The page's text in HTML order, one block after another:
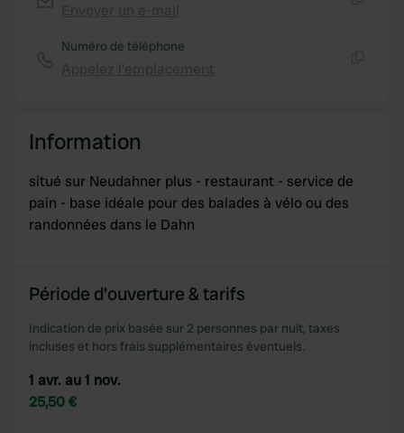
Numéro de téléphone
Information
situé sur Neudahner plus - restaurant - service de
pain - base idéale pour des balades à vélo ou des
randonnées dans le Dahn
Période d'ouverture & tarifs
Indication de prix basée sur 2 personnes par nuit, taxes
incluses et hors frais supplémentaires éventuels.
1 avr. au 1 nov.
25,50 €